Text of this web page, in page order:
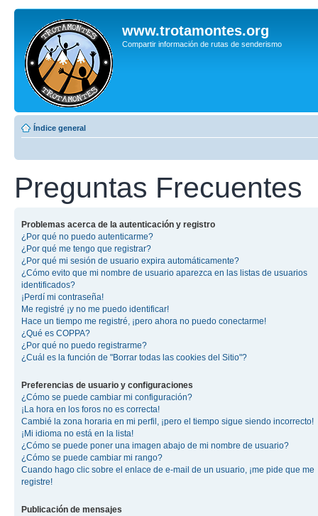
www.trotamontes.org
Compartir información de rutas de senderismo
Índice general
Preguntas Frecuentes
Problemas acerca de la autenticación y registro
¿Por qué no puedo autenticarme?
¿Por qué me tengo que registrar?
¿Por qué mi sesión de usuario expira automáticamente?
¿Cómo evito que mi nombre de usuario aparezca en las listas de usuarios
identificados?
¡Perdí mi contraseña!
Me registré ¡y no me puedo identificar!
Hace un tiempo me registré, ¡pero ahora no puedo conectarme!
¿Qué es COPPA?
¿Por qué no puedo registrarme?
¿Cuál es la función de "Borrar todas las cookies del Sitio"?
Preferencias de usuario y configuraciones
¿Cómo se puede cambiar mi configuración?
¡La hora en los foros no es correcta!
Cambié la zona horaria en mi perfil, ¡pero el tiempo sigue siendo incorrecto!
¡Mi idioma no está en la lista!
¿Cómo se puede poner una imagen abajo de mi nombre de usuario?
¿Cómo se puede cambiar mi rango?
Cuando hago clic sobre el enlace de e-mail de un usuario, ¡me pide que me
registre!
Publicación de mensajes